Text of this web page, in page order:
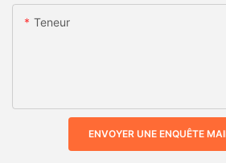
Teneur
ENVOYER UNE ENQUÊTE